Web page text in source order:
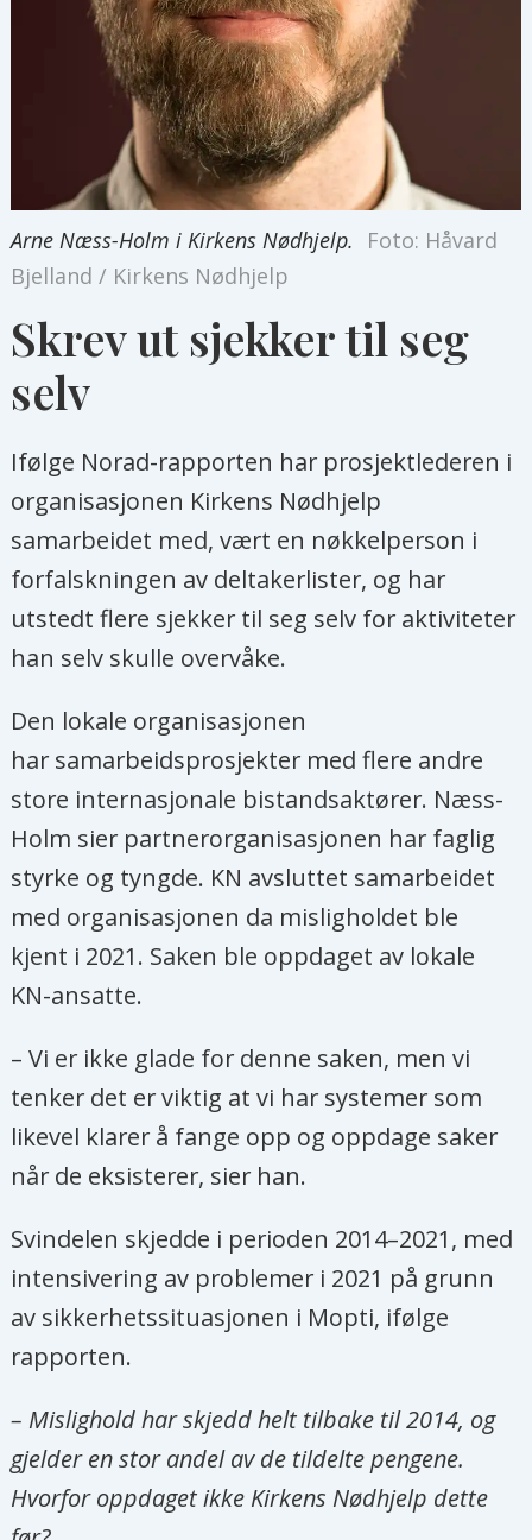
Arne Næss-Holm i Kirkens Nødhjelp.
Foto: Håvard
Bjelland / Kirkens Nødhjelp
Skrev ut sjekker til seg
selv
Ifølge Norad-rapporten har prosjektlederen i
organisasjonen Kirkens Nødhjelp
samarbeidet med, vært en nøkkelperson i
forfalskningen av deltakerlister, og har
utstedt flere sjekker til seg selv for aktiviteter
han selv skulle overvåke.
Den lokale organisasjonen
har samarbeidsprosjekter med flere andre
store internasjonale bistandsaktører. Næss-
Holm sier partnerorganisasjonen har faglig
styrke og tyngde. KN avsluttet samarbeidet
med organisasjonen da misligholdet ble
kjent i 2021. Saken ble oppdaget av lokale
KN-ansatte.
– Vi er ikke glade for denne saken, men vi
tenker det er viktig at vi har systemer som
likevel klarer å fange opp og oppdage saker
når de eksisterer, sier han.
Svindelen skjedde i perioden 2014–2021, med
intensivering av problemer i 2021 på grunn
av sikkerhetssituasjonen i Mopti, ifølge
rapporten.
– Mislighold har skjedd helt tilbake til 2014, og
gjelder en stor andel av de tildelte pengene.
Hvorfor oppdaget ikke Kirkens Nødhjelp dette